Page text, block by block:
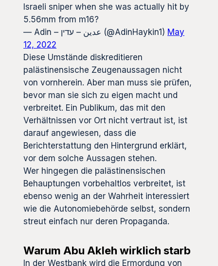
Israeli sniper when she was actually hit by
5.56mm from m16?
— Adin – عدین – עדין (@AdinHaykin1) May
12, 2022
Diese Umstände diskreditieren
palästinensische Zeugenaussagen nicht
von vornherein. Aber man muss sie prüfen,
bevor man sie sich zu eigen macht und
verbreitet. Ein Publikum, das mit den
Verhältnissen vor Ort nicht vertraut ist, ist
darauf angewiesen, dass die
Berichterstattung den Hintergrund erklärt,
vor dem solche Aussagen stehen.
Wer hingegen die palästinensischen
Behauptungen vorbehaltlos verbreitet, ist
ebenso wenig an der Wahrheit interessiert
wie die Autonomiebehörde selbst, sondern
streut einfach nur deren Propaganda.
Warum Abu Akleh wirklich starb
In der Westbank wird die Ermordung von